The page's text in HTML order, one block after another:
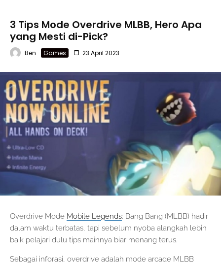
3 Tips Mode Overdrive MLBB, Hero Apa
yang Mesti di-Pick?
Ben Games 23 April 2023
Overdrive Mode Mobile Legends: Bang Bang (MLBB) hadir
dalam waktu terbatas, tapi sebelum nyoba alangkah lebih
baik pelajari dulu tips mainnya biar menang terus.
Sebagai inforasi, overdrive adalah mode arcade MLBB